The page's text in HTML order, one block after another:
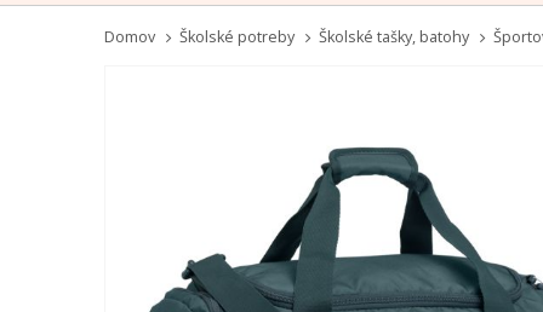
Domov Školské potreby Školské tašky, batohy